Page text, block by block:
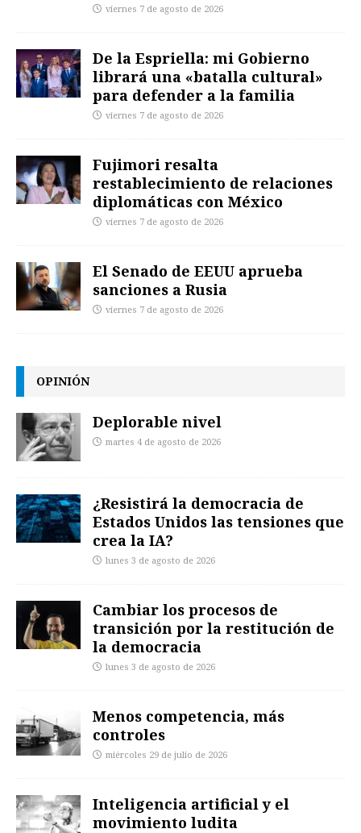
viernes 7 de agosto de 2026
De la Espriella: mi Gobierno
librará una «batalla cultural»
para defender a la familia
viernes 7 de agosto de 2026
Fujimori resalta
restablecimiento de relaciones
diplomáticas con México
viernes 7 de agosto de 2026
El Senado de EEUU aprueba
sanciones a Rusia
viernes 7 de agosto de 2026
OPINIÓN
Deplorable nivel
martes 4 de agosto de 2026
¿Resistirá la democracia de
Estados Unidos las tensiones que
crea la IA?
lunes 3 de agosto de 2026
Cambiar los procesos de
transición por la restitución de
la democracia
lunes 3 de agosto de 2026
Menos competencia, más
controles
miércoles 29 de julio de 2026
Inteligencia artificial y el
movimiento ludita